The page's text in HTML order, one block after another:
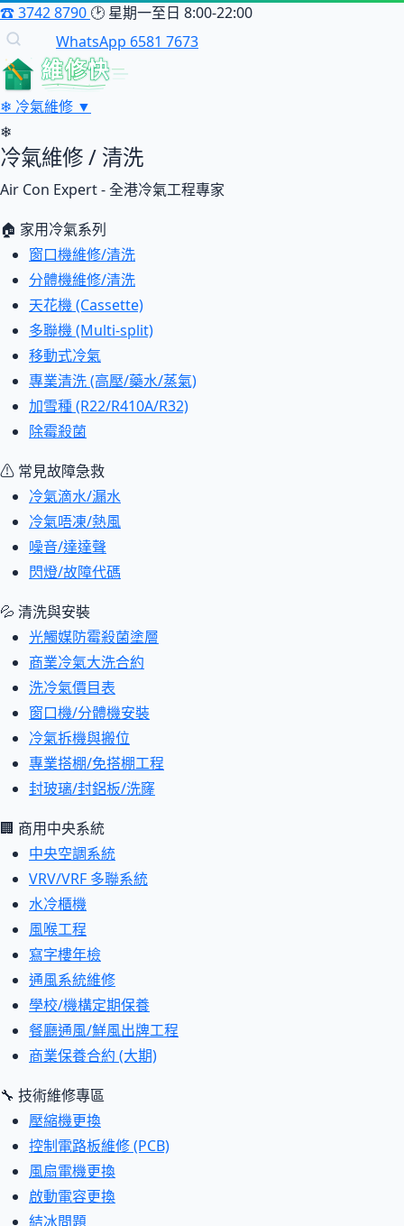
☎3742 8790 🕑 星期一至日 8:00-22:00
WhatsApp 6581 7673
維修快
❄ 冷氣維修 ▼
❄
冷氣維修 / 清洗
Air Con Expert - 全港冷氣工程專家
🏠 家用冷氣系列
窗口機維修/清洗
分體機維修/清洗
天花機 (Cassette)
多聯機 (Multi-split)
移動式冷氣
專業清洗 (高壓/藥水/蒸氣)
加雪種 (R22/R410A/R32)
除霉殺菌
⚠ 常見故障急救
冷氣滴水/漏水
冷氣唔凍/熱風
噪音/達達聲
閃燈/故障代碼
💦 清洗與安裝
光觸媒防霉殺菌塗層
商業冷氣大洗合約
洗冷氣價目表
窗口機/分體機安裝
冷氣拆機與搬位
專業搭棚/免搭棚工程
封玻璃/封鋁板/洗窿
🏢 商用中央系統
中央空調系統
VRV/VRF 多聯系統
水冷櫃機
風喉工程
寫字樓年檢
通風系統維修
學校/機構定期保養
餐廳通風/鮮風出牌工程
商業保養合約 (大期)
🔧 技術維修專區
壓縮機更換
控制電路板維修 (PCB)
風扇電機更換
啟動電容更換
結冰問題